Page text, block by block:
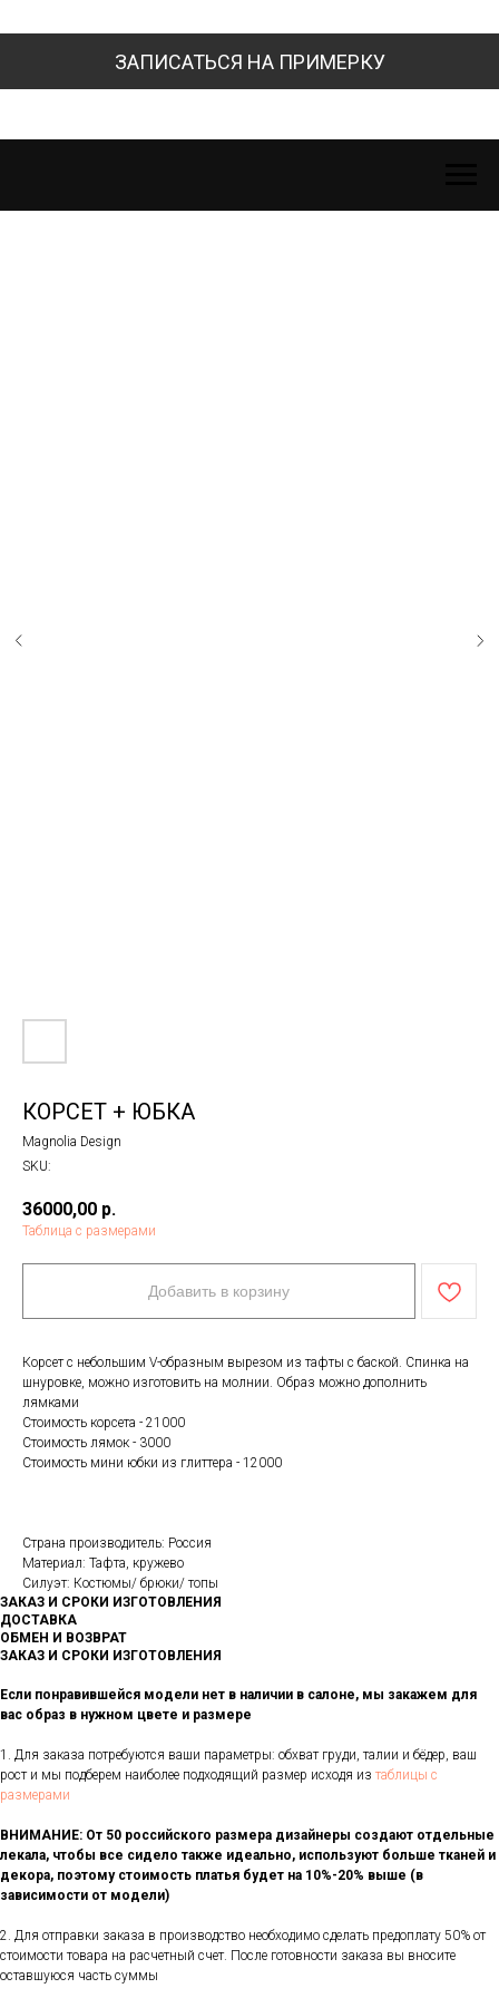
ЗАПИСАТЬСЯ НА ПРИМЕРКУ
КОРСЕТ + ЮБКА
Magnolia Design
SKU:
36000,00 р.
Таблица с размерами
Добавить в корзину
Корсет с небольшим V-образным вырезом из тафты с баской. Спинка на
шнуровке, можно изготовить на молнии. Образ можно дополнить
лямками
Стоимость корсета - 21000
Стоимость лямок - 3000
Стоимость мини юбки из глиттера - 12000
Страна производитель: Россия
Материал: Тафта, кружево
Силуэт: Костюмы/ брюки/ топы
ЗАКАЗ И СРОКИ ИЗГОТОВЛЕНИЯ
ДОСТАВКА
ОБМЕН И ВОЗВРАТ
ЗАКАЗ И СРОКИ ИЗГОТОВЛЕНИЯ
Если понравившейся модели нет в наличии в салоне, мы закажем для
вас образ в нужном цвете и размере
1. Для заказа потребуются ваши параметры: обхват груди, талии и бёдер, ваш
рост и мы подберем наиболее подходящий размер исходя из таблицы с
размерами
ВНИМАНИЕ: От 50 российского размера дизайнеры создают отдельные
лекала, чтобы все сидело также идеально, используют больше тканей и
декора, поэтому стоимость платья будет на 10%-20% выше (в
зависимости от модели)
2. Для отправки заказа в производство необходимо сделать предоплату 50% от
стоимости товара на расчетный счет. После готовности заказа вы вносите
оставшуюся часть суммы